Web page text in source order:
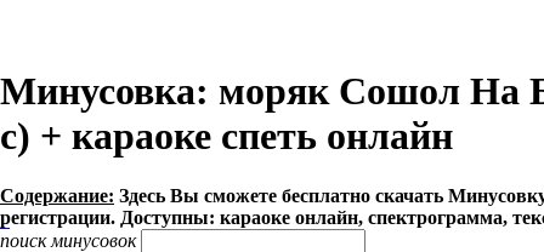
Минусовка: моряк Сошол На
с) + караоке спеть онлайн
Содержание: Здесь Вы сможете бесплатно cкачать
регистрации. Доступны: караоке онлайн, спектрограмма,
поиск минусовок